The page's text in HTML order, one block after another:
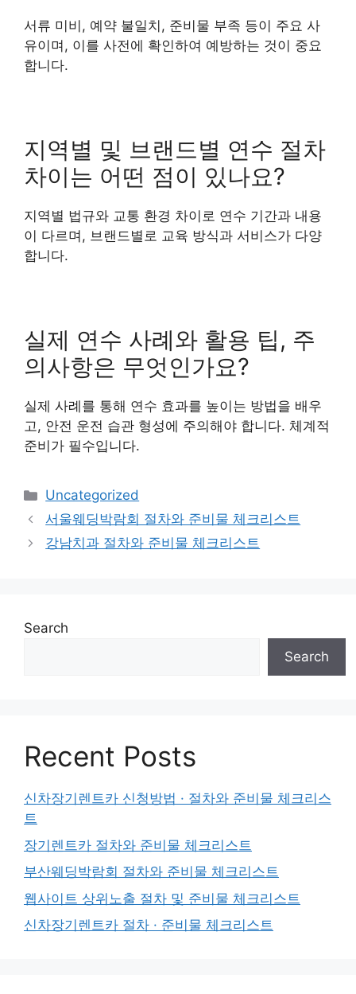
서류 미비, 예약 불일치, 준비물 부족 등이 주요 사
유이며, 이를 사전에 확인하여 예방하는 것이 중요
합니다.
지역별 및 브랜드별 연수 절차
차이는 어떤 점이 있나요?
지역별 법규와 교통 환경 차이로 연수 기간과 내용
이 다르며, 브랜드별로 교육 방식과 서비스가 다양
합니다.
실제 연수 사례와 활용 팁, 주
의사항은 무엇인가요?
실제 사례를 통해 연수 효과를 높이는 방법을 배우
고, 안전 운전 습관 형성에 주의해야 합니다. 체계적
준비가 필수입니다.
Categories
Uncategorized
서울웨딩박람회 절차와 준비물 체크리스트
강남치과 절차와 준비물 체크리스트
Search
Search
Recent Posts
신차장기렌트카 신청방법 · 절차와 준비물 체크리스
트
장기렌트카 절차와 준비물 체크리스트
부산웨딩박람회 절차와 준비물 체크리스트
웹사이트 상위노출 절차 및 준비물 체크리스트
신차장기렌트카 절차 · 준비물 체크리스트